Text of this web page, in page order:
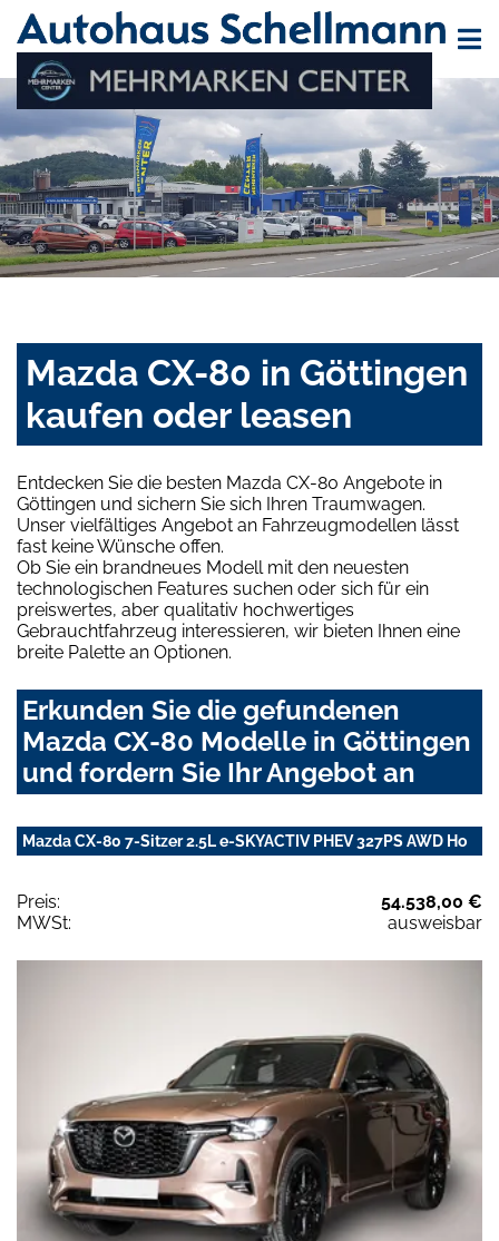
Mazda CX-80 in Göttingen
kaufen oder leasen
Entdecken Sie die besten Mazda CX-80 Angebote in
Göttingen und sichern Sie sich Ihren Traumwagen.
Unser vielfältiges Angebot an Fahrzeugmodellen lässt
fast keine Wünsche offen.
Ob Sie ein brandneues Modell mit den neuesten
technologischen Features suchen oder sich für ein
preiswertes, aber qualitativ hochwertiges
Gebrauchtfahrzeug interessieren, wir bieten Ihnen eine
breite Palette an Optionen.
Erkunden Sie die gefundenen
Mazda CX-80 Modelle in Göttingen
und fordern Sie Ihr Angebot an
Mazda CX-80 7-Sitzer 2.5L e-SKYACTIV PHEV 327PS AWD Ho
Preis:
54.538,00 €
MWSt:
ausweisbar